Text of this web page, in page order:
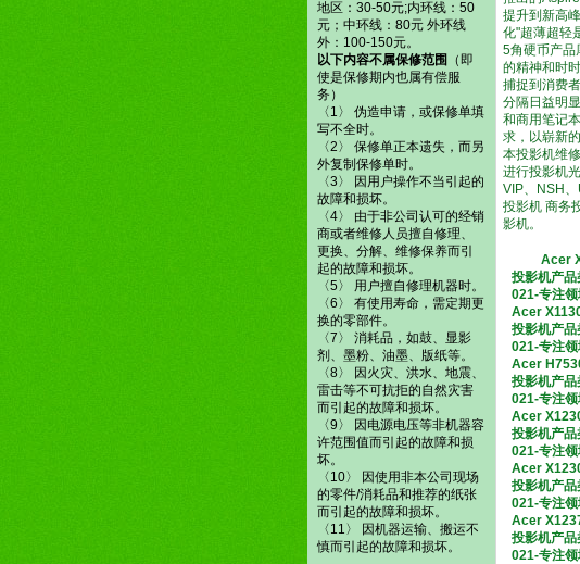
地区：30-50元;内环线：50
元；中环线：80元 外环线
外：100-150元。
以下内容不属保修范围
（即
使是保修期内也属有偿服
务）
〈1〉 伪造申请，或保修单填
写不全时。
〈2〉 保修单正本遗失，而另
外复制保修单时。
〈3〉 因用户操作不当引起的
故障和损坏。
〈4〉 由于非公司认可的经销
商或者维修人员擅自修理、
更换、分解、维修保养而引
起的故障和损坏。
〈5〉 用户擅自修理机器时。
〈6〉 有使用寿命，需定期更
换的零部件。
〈7〉 消耗品，如鼓、显影
剂、墨粉、油墨、版纸等。
〈8〉 因火灾、洪水、地震、
雷击等不可抗拒的自然灾害
而引起的故障和损坏。
〈9〉 因电源电压等非机器容
许范围值而引起的故障和损
坏。
〈10〉 因使用非本公司现场
的零件/消耗品和推荐的纸张
而引起的故障和损坏。
〈11〉 因机器运输、搬运不
慎而引起的故障和损坏。
提升到新高
化"超薄超轻
5角硬币产品
的精神和时
捕捉到消费
分隔日益明
和商用笔记
求，以崭新
本投影机维
进行投影机
VIP、NSH
投影机 商务
影机。
Acer
投影机产
021-专注
Acer
投影机产
021-专注
Acer
投影机产
021-专注
Acer
投影机产
021-专注
Acer
投影机产
021-专注
Acer
投影机产
021-专注